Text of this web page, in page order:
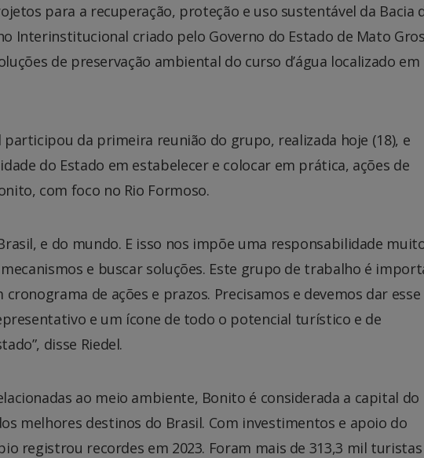
para a recuperação, proteção e uso sustentável da Bacia
Interinstitucional criado pelo Governo do Estado de Mato
de preservação ambiental do curso d’água localizado em
participou da primeira reunião do grupo, realizada hoje (18), e
do Estado em estabelecer e colocar em prática, ações de
com foco no Rio Formoso.
e do mundo. E isso nos impõe uma responsabilidade
e buscar soluções. Este grupo de trabalho é
de ações e prazos. Precisamos e devemos dar esse
e um ícone de todo o potencial turístico e de
disse Riedel.
ao meio ambiente, Bonito é considerada a capital do
melhores destinos do Brasil. Com investimentos e apoio do
registrou recordes em 2023. Foram mais de 313,3 mil turistas